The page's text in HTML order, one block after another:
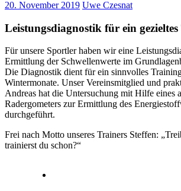
20. November 2019 Uwe Czesnat
Leistungsdiagnostik für ein
Für unsere Sportler haben wir eine
Ermittlung der Schwellenwerte im
Die Diagnostik dient für ein sinnvolles
Wintermonate. Unser Vereinsmitglied und
Andreas hat die Untersuchung mit Hilfe eines
Radergometers zur Ermittlung des
durchgeführt.
Frei nach Motto unseres Trainers Steffen:
trainierst du schon?“